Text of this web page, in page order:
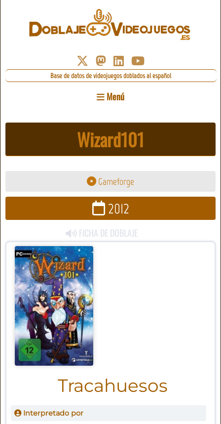
Base de datos de videojuegos doblados al español
Menú
Wizard101
Gameforge
2012
FICHA DE DOBLAJE
Tracahuesos
Interpretado por